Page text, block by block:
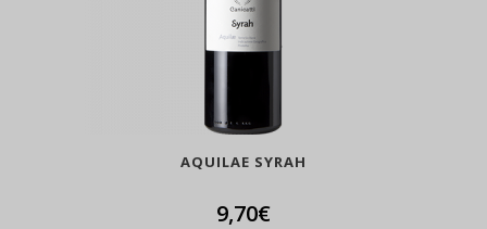
AQUILAE SYRAH
9,70€